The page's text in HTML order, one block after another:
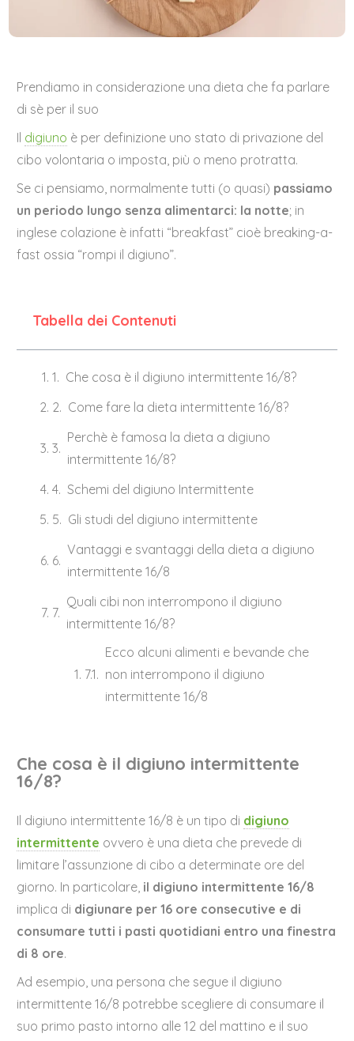
Prendiamo in considerazione una dieta che fa parlare
di sè per il suo
Il digiuno è per definizione uno stato di privazione del
cibo volontaria o imposta, più o meno protratta.
Se ci pensiamo, normalmente tutti (o quasi) passiamo
un periodo lungo senza alimentarci: la notte; in
inglese colazione è infatti “breakfast” cioè breaking-a-
fast ossia “rompi il digiuno”.
Tabella dei Contenuti
Che cosa è il digiuno intermittente 16/8?
Come fare la dieta intermittente 16/8?
Perchè è famosa la dieta a digiuno
intermittente 16/8?
Schemi del digiuno Intermittente
Gli studi del digiuno intermittente
Vantaggi e svantaggi della dieta a digiuno
intermittente 16/8
Quali cibi non interrompono il digiuno
intermittente 16/8?
Ecco alcuni alimenti e bevande che
non interrompono il digiuno
intermittente 16/8
Che cosa è il digiuno intermittente
16/8?
Il digiuno intermittente 16/8 è un tipo di digiuno
intermittente ovvero è una dieta che prevede di
limitare l’assunzione di cibo a determinate ore del
giorno. In particolare, il digiuno intermittente 16/8
implica di digiunare per 16 ore consecutive e di
consumare tutti i pasti quotidiani entro una finestra
di 8 ore.
Ad esempio, una persona che segue il digiuno
intermittente 16/8 potrebbe scegliere di consumare il
suo primo pasto intorno alle 12 del mattino e il suo